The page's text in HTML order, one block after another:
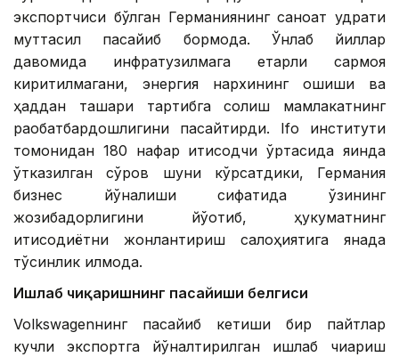
экспортчиси бўлган Германиянинг саноат қудрати
муттасил пасайиб бормоқда. Ўнлаб йиллар
давомида инфратузилмага етарли сармоя
киритилмагани, энергия нархининг ошиши ва
ҳаддан ташқари тартибга солиш мамлакатнинг
рақобатбардошлигини пасайтирди. Ifo институти
томонидан 180 нафар иқтисодчи ўртасида яқинда
ўтказилган сўров шуни кўрсатдики, Германия
бизнес йўналиши сифатида ўзининг
жозибадорлигини йўқотиб, ҳукуматнинг
иқтисодиётни жонлантириш салоҳиятига янада
тўсқинлик қилмоқда.
Ишлаб чиқаришнинг пасайиши белгиси
Volkswagenнинг пасайиб кетиши бир пайтлар
кучли экспортга йўналтирилган ишлаб чиқариш